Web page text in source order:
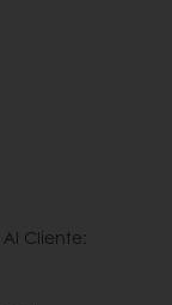
Cliente: